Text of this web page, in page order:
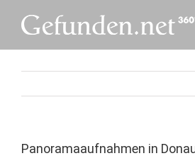
content
Panoramaaufnahmen in